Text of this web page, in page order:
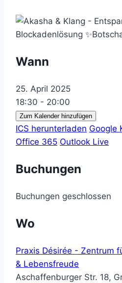
Wann
25. April 2025
18:30 - 20:00
Zum Kalender hinzufügen
ICS herunterladen Google
Office 365 Outlook Live
Buchungen
Buchungen geschlossen
Wo
Praxis Désirée - Zentrum
& Lebensfreude
Aschaffenburger Str. 18,